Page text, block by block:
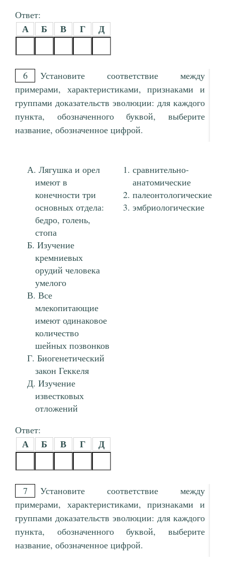
Ответ:
А Б В Г Д
6
Установите соответствие между
примерами, характеристиками, признаками и
группами доказательств эволюции: для каждого
пункта, обозначенного буквой, выберите
название, обозначенное цифрой.
Лягушка и орел
имеют в
конечности три
основных отдела:
бедро, голень,
стопа
Изучение
кремниевых
орудий человека
умелого
Все
млекопитающие
имеют одинаковое
количество
шейных позвонков
Биогенетический
закон Геккеля
Изучение
известковых
отложений
сравнительно-
анатомические
палеонтологические
эмбриологические
Ответ:
А Б В Г Д
7
Установите соответствие между
примерами, характеристиками, признаками и
группами доказательств эволюции: для каждого
пункта, обозначенного буквой, выберите
название, обозначенное цифрой.